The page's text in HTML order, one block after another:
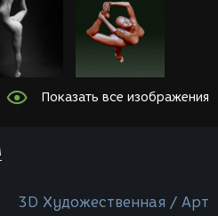
Показать все изображения
3D Художественная / Арт